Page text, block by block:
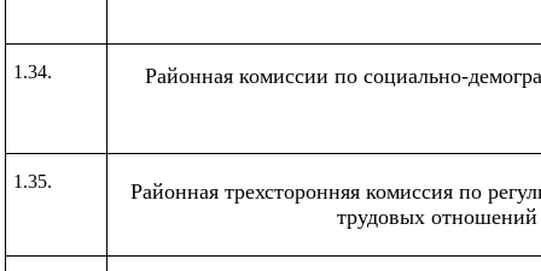
1.34. Районная комиссии по социально-
1.35.
Районная трехсторонняя комиссия по
трудовых отношений